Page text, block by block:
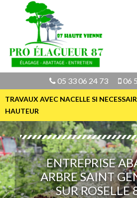
05 33 06 24 73 06
TRAVAUX AVEC NACELLE SI
HAUTEUR
ENTREPRISE
ARBRE SAINT
SUR ROSELLE